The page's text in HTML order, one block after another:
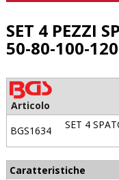
SET 4 PEZZI
50-80-100-
Articolo
BGS1634
SET 4
Caratteristiche